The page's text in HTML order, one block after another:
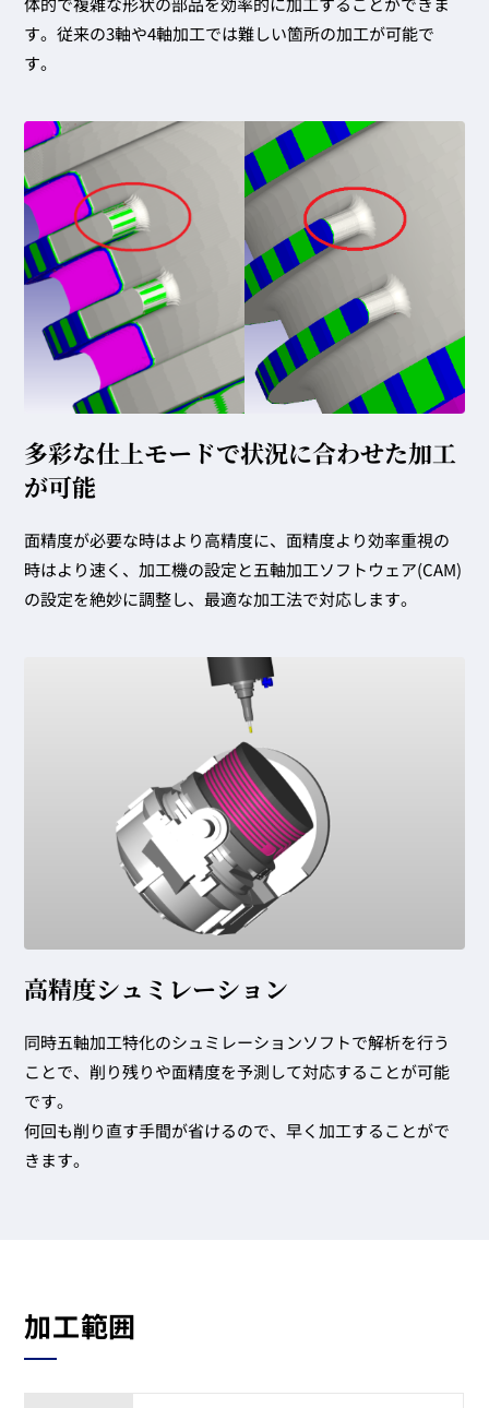
す。従来の3軸や4軸加工では難しい箇所の加工が可能で
す。
多彩な仕上モードで状況に合わせた加工
が可能
面精度が必要な時はより高精度に、面精度より効率重視の
時はより速く、加工機の設定と五軸加工ソフトウェア(CAM)
の設定を絶妙に調整し、最適な加工法で対応します。
高精度シュミレーション
同時五軸加工特化のシュミレーションソフトで解析を行う
ことで、削り残りや面精度を予測して対応することが可能
です。
何回も削り直す手間が省けるので、早く加工することがで
きます。
加工範囲